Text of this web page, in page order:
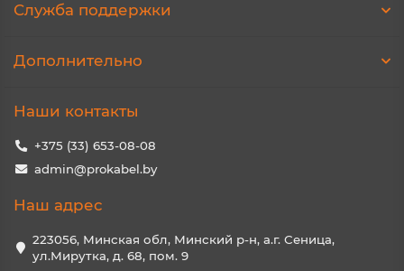
Служба поддержки
Дополнительно
Наши контакты
+375 (33) 653-08-08
admin@prokabel.by
Наш адрес
223056, Минская обл, Минский р-н, а.г. Сеница,
ул.Мирутка, д. 68, пом. 9